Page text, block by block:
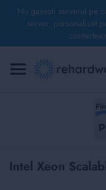
Nu gasesti serverul pe
server, personalizat
la
Conținut
Intel Xeon